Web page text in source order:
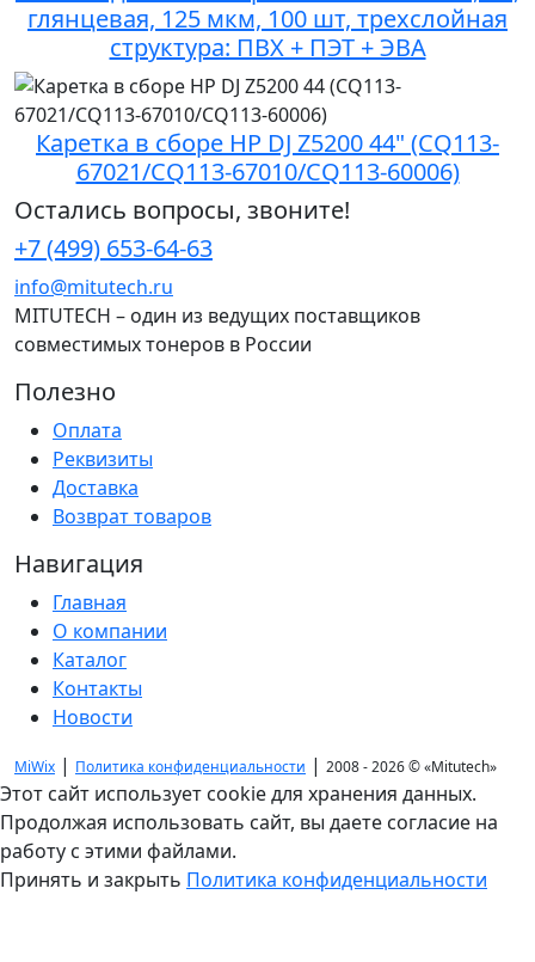
глянцевая, 125 мкм, 100 шт, трехслойная
структура: ПВХ + ПЭТ + ЭВА
Каретка в сборе HP DJ Z5200 44" (CQ113-
67021/CQ113-67010/CQ113-60006)
Остались вопросы, звоните!
+7 (499) 653-64-63
info@mitutech.ru
MITUTECH – один из ведущих поставщиков
совместимых тонеров в России
Полезно
Оплата
Реквизиты
Доставка
Возврат товаров
Навигация
Главная
О компании
Каталог
Контакты
Новости
MiWix | Политика конфиденциальности | 2008 - 2026 ©«Mitutech»
Этот сайт использует cookie для хранения данных.
Продолжая использовать сайт, вы даете согласие на
работу с этими файлами.
Принять и закрыть Политика конфиденциальности